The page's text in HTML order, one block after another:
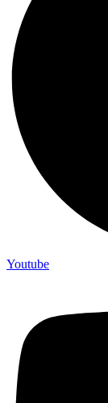
Youtube